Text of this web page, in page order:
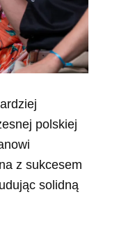
polskiej
z sukcesem
solidną